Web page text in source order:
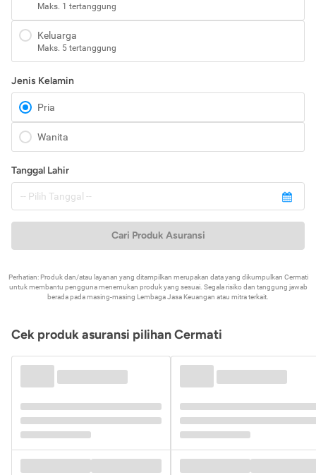
Maks. 1 tertanggung
Keluarga
Maks. 5 tertanggung
Jenis Kelamin
Pria
Wanita
Tanggal Lahir
Cari Produk Asuransi
Perhatian: Produk dan/atau layanan yang ditampilkan merupakan data yang dikumpulkan Cermati
untuk membantu pengguna menemukan produk yang sesuai. Segala risiko dan tanggung jawab
berada pada masing-masing Lembaga Jasa Keuangan atau mitra terkait.
Cek produk asuransi pilihan Cermati